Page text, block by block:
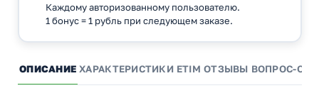
Каждому авторизованному пользователю.
1 бонус = 1 рубль при следующем заказе.
ОПИСАНИЕ ХАРАКТЕРИСТИКИ ETIM ОТЗЫВЫ ВОПРОС-